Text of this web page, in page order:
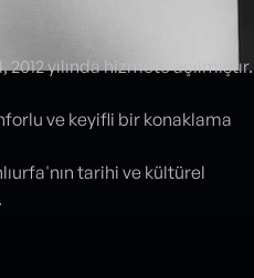
yılında hizmete açılmıştır.
ve keyifli bir konaklama
tarihi ve kültürel